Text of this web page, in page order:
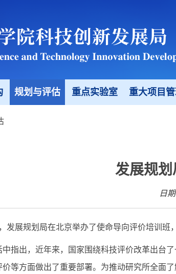
规划与评估 重点实验室 重大项目
发展规
日
发展规划局在北京举办了使命导向评价培训班
指出，近年来，国家围绕科技评价改革出台
等方面做出了重要部署。为推动研究所全面